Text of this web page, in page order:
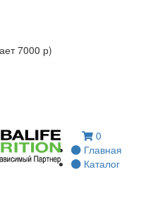
7000 р)
0
Главная
Каталог